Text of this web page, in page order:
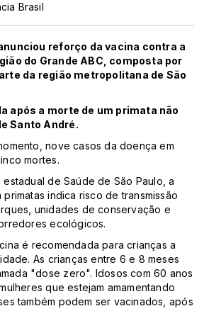
Brasil
reforço da vacina contra a
do Grande ABC, composta por
da região metropolitana de São
após a morte de um primata não
Santo André.
nove casos da doença em
mortes.
de Saúde de São Paulo, a
indica risco de transmissão
unidades de conservação e
ecológicos.
é recomendada para crianças a
As crianças entre 6 e 8 meses
"dose zero". Idosos com 60 anos
que estejam amamentando
também podem ser vacinados, após